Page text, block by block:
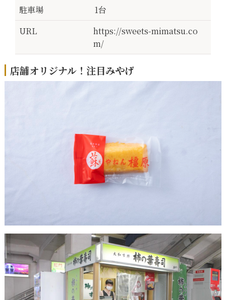
駐車場
1台
URL
https://sweets-mimatsu.co
m/
店舗オリジナル！注目みやげ